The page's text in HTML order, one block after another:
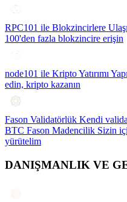
RPC101 ile Blokzincirlere
100'den fazla blokzincire erişin
node101 ile Kripto Yatırımı
edin, kripto kazanın
Fason Validatörlük Kendi
BTC Fason Madencilik Sizin
yürütelim
DANIŞMANLIK VE